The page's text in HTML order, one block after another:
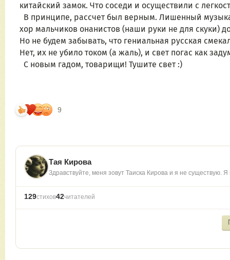
китайский замок. Что соседи и осуществили с
хор мальчиков онанистов (наши руки не для скуки)
Но не будем забывать, что гениальная русская
Нет, их не убило током (а жаль), и свет погас как
  С новым гадом, товарищи! Тушите свет :)
9
Тая Кирова
Здравствуйте, меня зовут Таиска Кирова и я не существую.
129стихов42читателей